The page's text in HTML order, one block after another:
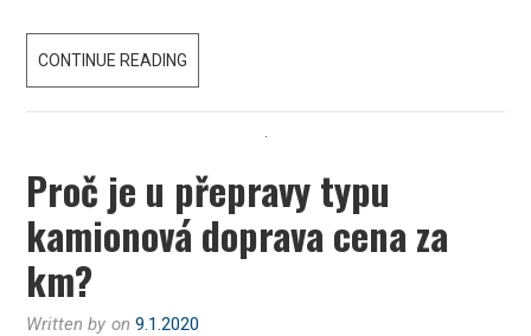
CONTINUE READING
IN
EXCEPT
THAT
Proč je u přepravy typu
kamionová doprava cena za
km?
Written by on9.1.2020